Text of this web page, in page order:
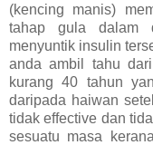
(kencing manis)
tahap gula dalam
menyuntik insulin
anda ambil tahu
kurang 40 tahun
daripada haiwan
tidak effective dan
sesuatu masa